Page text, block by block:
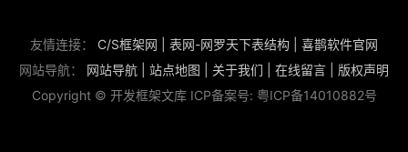
友情连接： C/S框架网 表网-网罗天下表结构
喜鹊软件官网
网站导航： 网站导航 站点地图 关于我们 在线留言
版权声明
Copyright © 开发框架文库 ICP备案号: 粤ICP备14010882号